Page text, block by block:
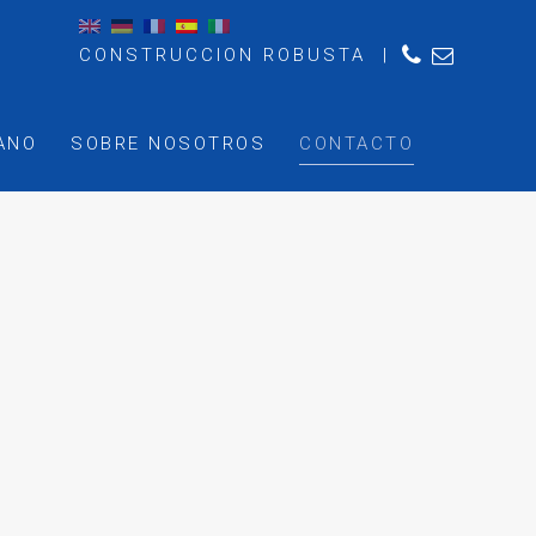
CONSTRUCCION ROBUSTA |
SOBRE NOSOTROS CONTACTO